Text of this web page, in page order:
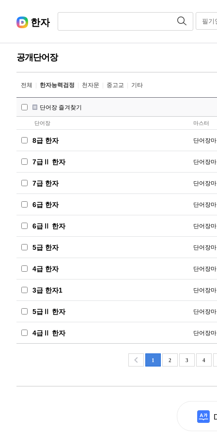
한자 필기
공개단어장
전체 한자능력검정 천자문 중고교 기타
단어장 즐겨찾기
단어장 마스터
8급 한자 단어장
7급Ⅱ 한자 단어장
7급 한자 단어장
6급 한자 단어장
6급Ⅱ 한자 단어장
5급 한자 단어장
4급 한자 단어장
3급 한자1 단어장
5급Ⅱ 한자 단어장
4급Ⅱ 한자 단어장
1 2 3 4